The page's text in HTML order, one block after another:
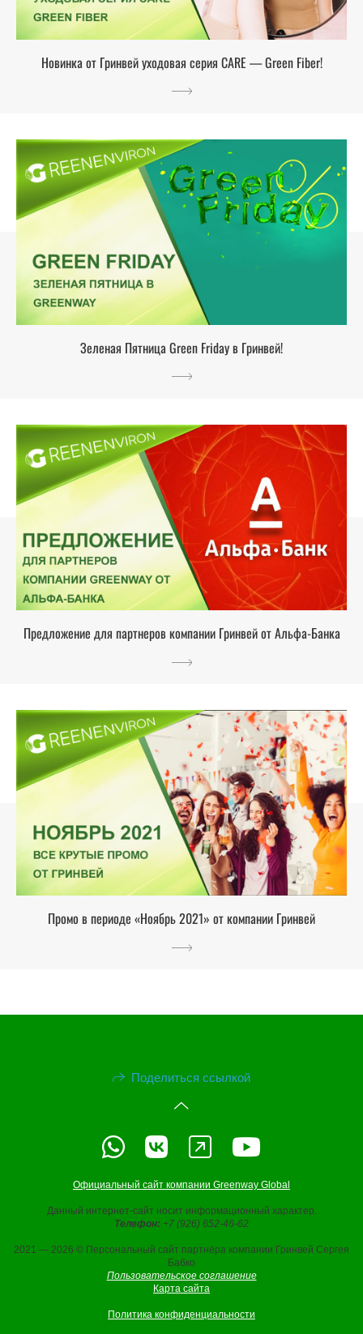
Новинка от Гринвей уходовая серия CARE — Green Fiber!
Зеленая Пятница Green Friday в Гринвей!
Предложение для партнеров компании Гринвей от Альфа-Банка
Промо в периоде «Ноябрь 2021» от компании Гринвей
Поделиться ссылкой
Официальный сайт компании Greenway Global
Данный интернет-сайт носит информационный характер.
Телефон: +7 (926) 652-46-62
2021 — 2026 © Персональный сайт партнёра компании Гринвей Сергея
Бабко
Пользовательское соглашение
Карта сайта
Политика конфиденциальности